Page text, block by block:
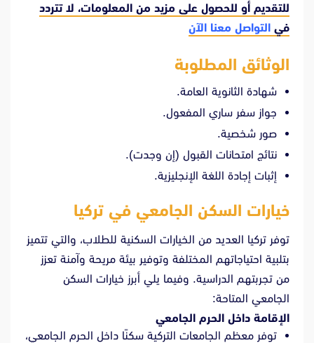
للتقديم أو للحصول على مزيد من المعلومات، لا تتردد
في التواصل معنا الآن
الوثائق المطلوبة
شهادة الثانوية العامة.
جواز سفر ساري المفعول.
صور شخصية.
نتائج امتحانات القبول (إن وجدت).
إثبات إجادة اللغة الإنجليزية.
خيارات السكن الجامعي في تركيا
توفر تركيا العديد من الخيارات السكنية للطلاب، والتي تتميز
بتلبية احتياجاتهم المختلفة وتوفير بيئة مريحة وآمنة تعزز
من تجربتهم الدراسية. وفيما يلي أبرز خيارات السكن
الجامعي المتاحة:
الإقامة داخل الحرم الجامعي
توفر معظم الجامعات التركية سكنًا داخل الحرم الجامعي،